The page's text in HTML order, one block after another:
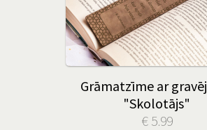
Grāmatzīme ar
"Skolotājs"
€ 5.99